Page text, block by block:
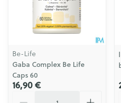
Be-Life
Gaba Complex Be Life
Caps 60
16,90 €